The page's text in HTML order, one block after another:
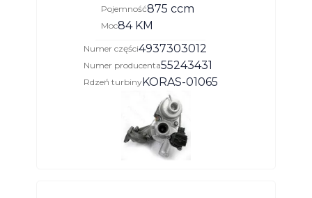
Pojemność875 ccm
Moc84 KM
Numer części4937303012
Numer producenta55243431
Rdzeń turbinyKORAS-01065